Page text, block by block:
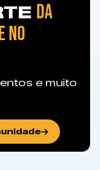
DA
NO
e muito